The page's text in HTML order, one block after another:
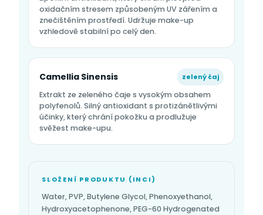
oxidačním stresem způsobeným UV zářením a
znečištěním prostředí. Udržuje make-up
vzhledově stabilní po celý den.
Camellia Sinensis zelený čaj
Extrakt ze zeleného čaje s vysokým obsahem
polyfenolů. Silný antioxidant s protizánětlivými
účinky, který chrání pokožku a prodlužuje
svěžest make-upu.
SLOŽENÍ PRODUKTU (INCI)
Water, PVP, Butylene Glycol, Phenoxyethanol,
Hydroxyacetophenone, PEG-60 Hydrogenated